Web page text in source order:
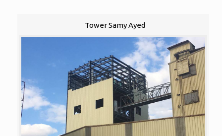
Tower Samy Ayed